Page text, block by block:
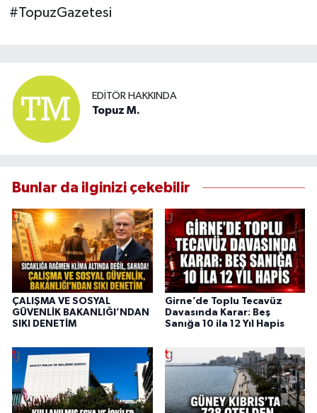
#TopuzGazetesi
EDITÖR HAKKINDA
Topuz M.
Bunlar da ilginizi çekebilir
ÇALIŞMA VE SOSYAL
GÜVENLİK BAKANLIĞI’NDAN
SIKI DENETİM
Girne’de Toplu Tecavüz
Davasında Karar: Beş
Sanığa 10 ila 12 Yıl Hapis